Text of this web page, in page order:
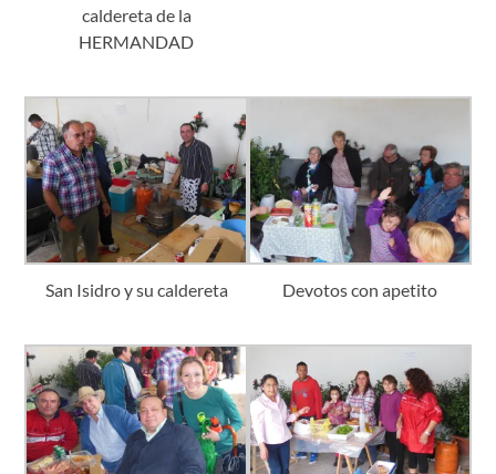
caldereta de la
HERMANDAD
San Isidro y su caldereta Devotos con apetito